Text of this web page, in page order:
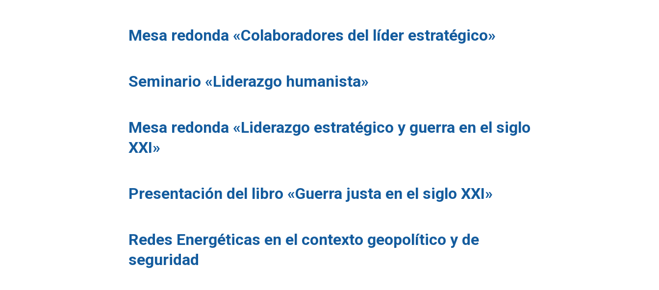
Mesa redonda «Colaboradores del líder estratégico»
Seminario «Liderazgo humanista»
Mesa redonda «Liderazgo estratégico y guerra en el siglo
XXI»
Presentación del libro «Guerra justa en el siglo XXI»
Redes Energéticas en el contexto geopolítico y de
seguridad